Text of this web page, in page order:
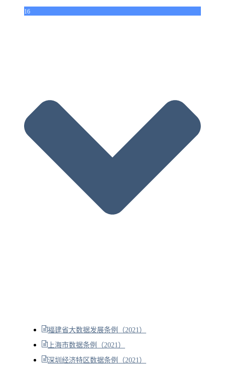
16
福建省大数据发展条例（2021）
上海市数据条例（2021）
深圳经济特区数据条例（2021）